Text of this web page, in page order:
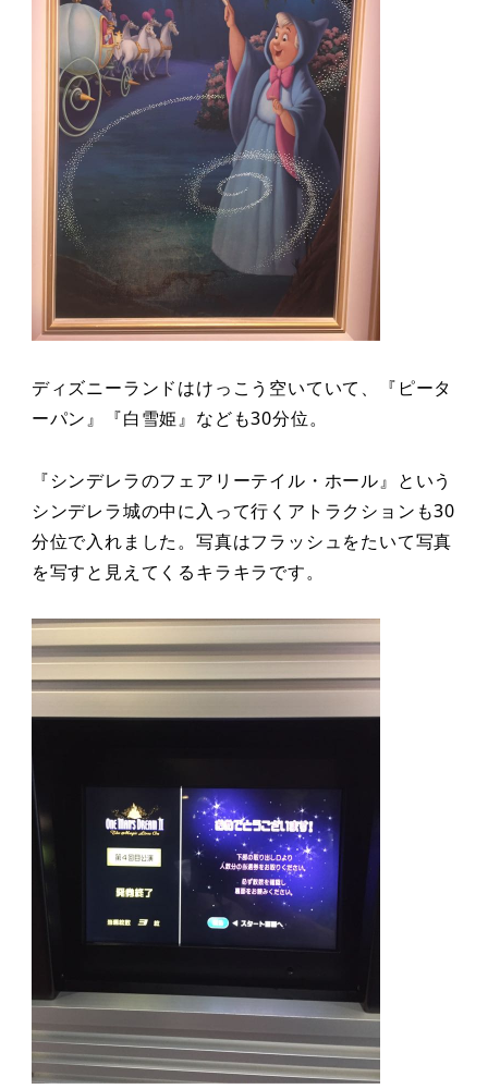
ディズニーランドはけっこう空いていて、『ピータ
ーパン』『白雪姫』なども30分位。
『シンデレラのフェアリーテイル・ホール』という
シンデレラ城の中に入って行くアトラクションも30
分位で入れました。写真はフラッシュをたいて写真
を写すと見えてくるキラキラです。